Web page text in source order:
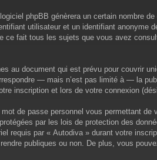
phpBB génèrera un certain nombre
utilisateur et un identifiant
fait tous les sujets que vous avez
au document qui est prévu pour couvrir
— mais n’est pas limité à — la
inscription et lors de votre connexion
de passe personnel vous permettant
par les lois de protection des
requis par « Autodiva » durant votre
publiques ou non. De plus, vous